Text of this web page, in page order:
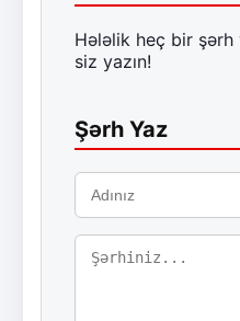
Hələlik heç bir şərh
siz yazın!
Şərh Yaz